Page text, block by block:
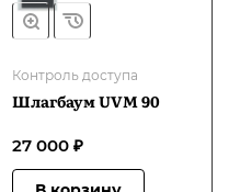
Контроль доступа
Шлагбаум UVM 90
27 000 ₽